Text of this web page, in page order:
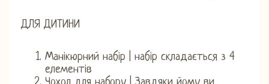
ДЛЯ ДИТИНИ
Манікюрний набір | набір складається з 4
елементів